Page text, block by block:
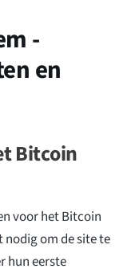
-
en
Bitcoin
voor het Bitcoin
nodig om de site te
hun eerste